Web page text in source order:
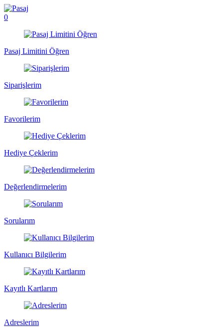
0
Pasaj Limitini Öğren
Siparişlerim
Favorilerim
Hediye Çeklerim
Değerlendirmelerim
Sorularım
Kullanıcı Bilgilerim
Kayıtlı Kartlarım
Adreslerim